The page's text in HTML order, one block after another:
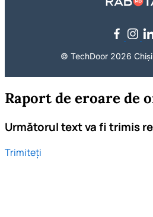
© TechDoor 2026
Raport de eroare de
Următorul text va fi trimis
Trimiteți